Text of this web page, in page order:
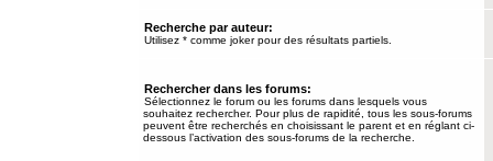
Recherche par auteur:
Utilisez * comme joker pour des résultats partiels.
Rechercher dans les forums:
Sélectionnez le forum ou les forums dans lesquels vous
souhaitez rechercher. Pour plus de rapidité, tous les sous-forums
peuvent être recherchés en choisissant le parent et en réglant ci-
dessous l’activation des sous-forums de la recherche.